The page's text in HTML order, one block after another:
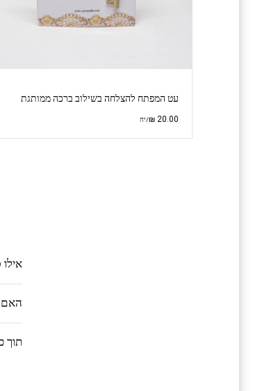
עט המפתח להצלחה בשילוב ברכה ממותגת
₪ 20.00 /יח
האם
תוך